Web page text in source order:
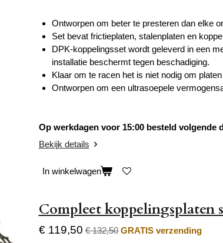
Ontworpen om beter te presteren dan elke
Set bevat frictieplaten, stalenplaten en
DPK-koppelingsset wordt geleverd in een
installatie beschermt tegen beschadiging.
Klaar om te racen het is niet nodig om
Ontworpen om een ​​ultrasoepele
Op werkdagen voor 15:00 besteld volgende
Bekijk details
In winkelwagen
Compleet koppelingsplaten
€ 119,50 € 132,50 GRATIS verzending